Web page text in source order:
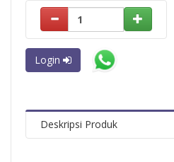
Login
Deskripsi Produk